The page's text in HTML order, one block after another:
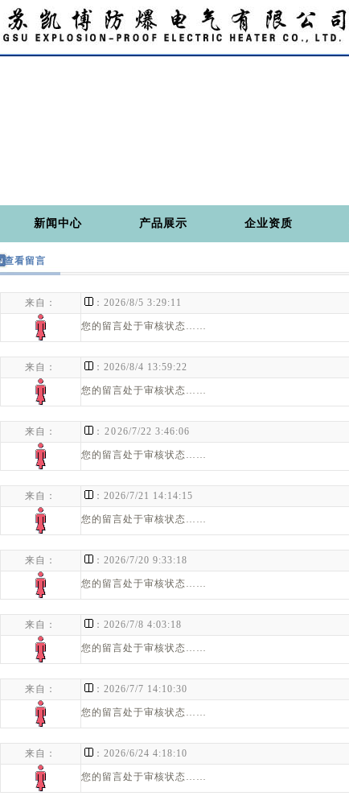
新闻中心 产品展示 企业资质
查看留言
来自： ：2026/8/5 3:29:11
您的留言处于审核状态……
来自： ：2026/8/4 13:59:22
您的留言处于审核状态……
来自： ：2026/7/22 3:46:06
您的留言处于审核状态……
来自： ：2026/7/21 14:14:15
您的留言处于审核状态……
来自： ：2026/7/20 9:33:18
您的留言处于审核状态……
来自： ：2026/7/8 4:03:18
您的留言处于审核状态……
来自： ：2026/7/7 14:10:30
您的留言处于审核状态……
来自： ：2026/6/24 4:18:10
您的留言处于审核状态……